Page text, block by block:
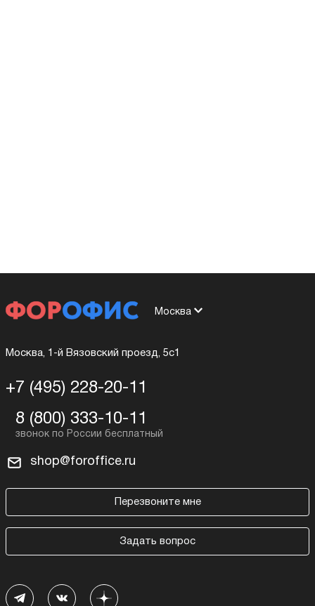
Москва
Москва, 1-й Вязовский проезд, 5с1
+7 (495) 228-20-11
8 (800) 333-10-11
shop@foroffice.ru
Перезвоните мне
Задать вопрос